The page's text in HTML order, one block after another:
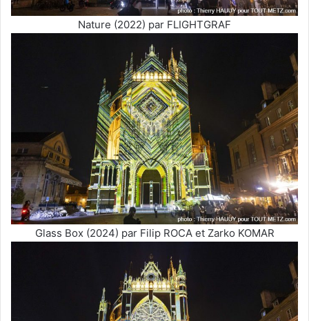
Nature (2022) par FLIGHTGRAF
Glass Box (2024) par Filip ROCA et Zarko KOMAR